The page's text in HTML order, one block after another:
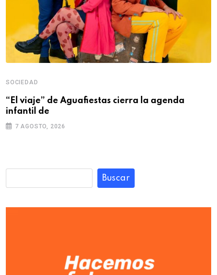
SOCIEDAD
“El viaje” de Aguafiestas cierra la agenda
infantil de
7 AGOSTO, 2026
Buscar